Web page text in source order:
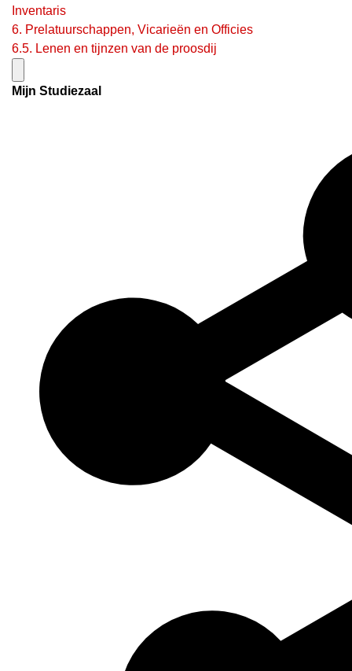
Inventaris
6. Prelatuurschappen, Vicarieën en Officies
6.5. Lenen en tijnzen van de proosdij
Mijn Studiezaal